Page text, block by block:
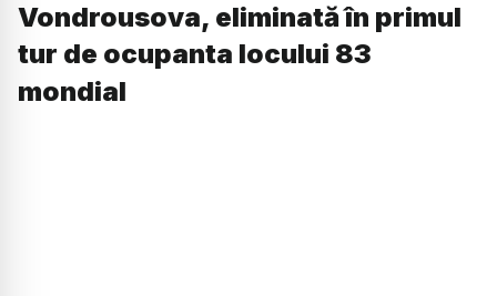
Vondrousova, eliminată în primul
tur de ocupanta locului 83
mondial